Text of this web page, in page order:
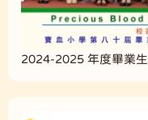
2024-2025 年度畢業生